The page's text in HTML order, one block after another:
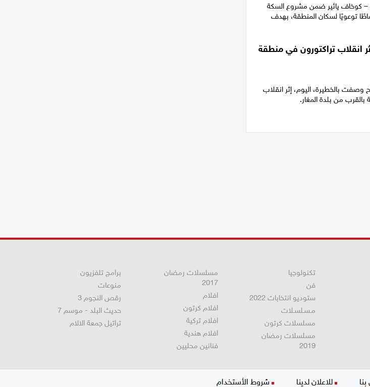
– كوخاف يائير ضمن مشروع السكة
توعويًا لسكان المنطقة، بهدف
خطيرة إثر انقلاب تراكتورون في منطقة
العمر نحو (75 عامًا) بجراح وصفت بالخطيرة، اليوم، إثر انقلاب
من بلدة المغار.
تكنولوجيا
فن
ستوديو انتخابات 2022
مـسـلسـلات
مسلسلات كرتون
مسلسلات رمضان
2019
مسلسلات رمضان
2017
افلام
افلام كرتون
افلام تركية
افلام هندية
فنانين محليين
برامج تلفزيون
منوعات
رقص النجوم 3
حديث البلد - موسم 7
تراتيل جمعة الالام
للاعلان لدينا شروط الأستخدام